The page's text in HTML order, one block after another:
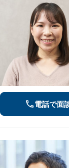
電話で面